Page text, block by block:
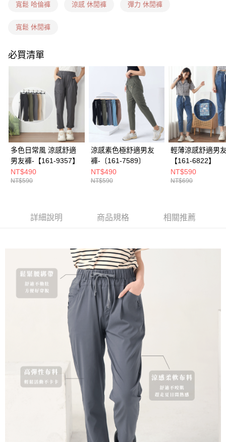
宅配(貨到付款)
寬鬆 哈倫褲 涼感 休閒褲 彈力 休閒褲
寬鬆 休閒褲
必買清單
多色日常風 涼感舒適
男友褲-【161-9357】
NT$490
NT$590
涼感素色極舒適男友
褲-〔161-7589〕
NT$490
NT$590
輕薄涼感舒適男
【161-6822】
NT$590
NT$690
詳細說明 商品規格 相關推薦